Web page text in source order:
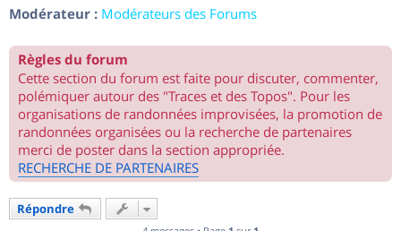
Modérateur : Modérateurs des Forums
Règles du forum
Cette section du forum est faite pour discuter, commenter,
polémiquer autour des "Traces et des Topos". Pour les
organisations de randonnées improvisées, la promotion de
randonnées organisées ou la recherche de partenaires
merci de poster dans la section appropriée.
RECHERCHE DE PARTENAIRES
Répondre